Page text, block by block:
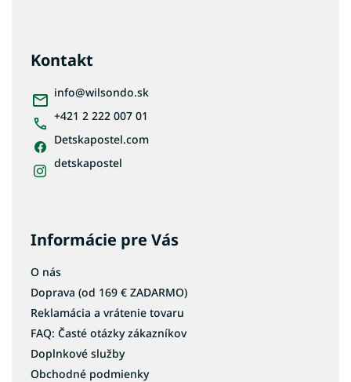
Kontakt
info@wilsondo.sk
+421 2 222 007 01
Detskapostel.com
detskapostel
Informácie pre Vás
O nás
Doprava (od 169 € ZADARMO)
Reklamácia a vrátenie tovaru
FAQ: Časté otázky zákazníkov
Doplnkové služby
Obchodné podmienky